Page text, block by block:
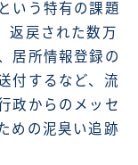
いう特有の課題
返戻された数万
居所情報登録の
付するなど、流
政からのメッセ
めの泥臭い追跡